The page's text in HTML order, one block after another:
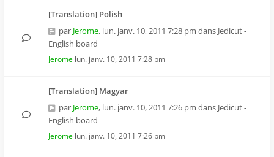
[Translation] Polish
par Jerome, lun. janv. 10, 2011 7:28 pm dans Jedicut -
English board
Jerome lun. janv. 10, 2011 7:28 pm
[Translation] Magyar
par Jerome, lun. janv. 10, 2011 7:26 pm dans Jedicut -
English board
Jerome lun. janv. 10, 2011 7:26 pm